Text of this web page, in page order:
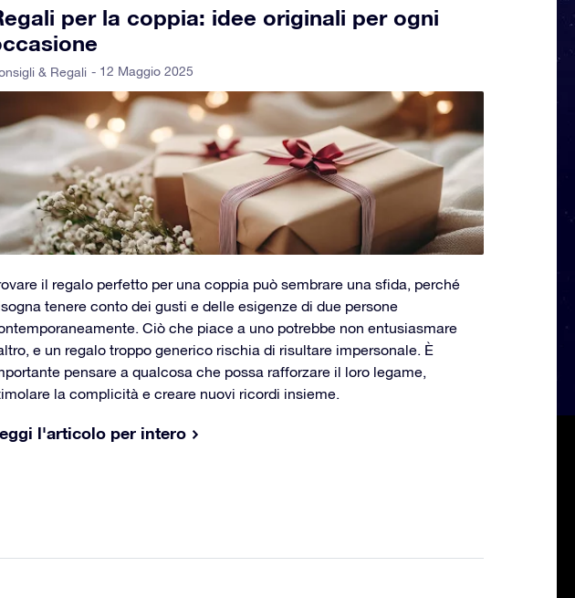
per la coppia: idee originali per ogni
& Regali - 12 Maggio 2025
il regalo perfetto per una coppia può sembrare una sfida, perché
tenere conto dei gusti e delle esigenze di due persone
Ciò che piace a uno potrebbe non entusiasmare
e un regalo troppo generico rischia di risultare impersonale. È
pensare a qualcosa che possa rafforzare il loro legame,
la complicità e creare nuovi ricordi insieme.
l'articolo per intero